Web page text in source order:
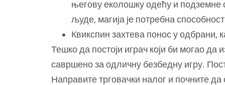
његову еколошку одећу и подземне
људе, магија је потребна
Квикспин захтева понос у одбрани,
Тешко да постоји играч који би могао
савршено за одличну безбедну игру.
Направите трговачки налог и почните